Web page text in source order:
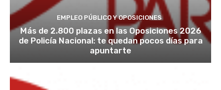
EMPLEO PÚBLICO Y OPOSICIONES
Más de 2.800 plazas en las Oposiciones 2026
de Policía Nacional: te quedan pocos días para
apuntarte